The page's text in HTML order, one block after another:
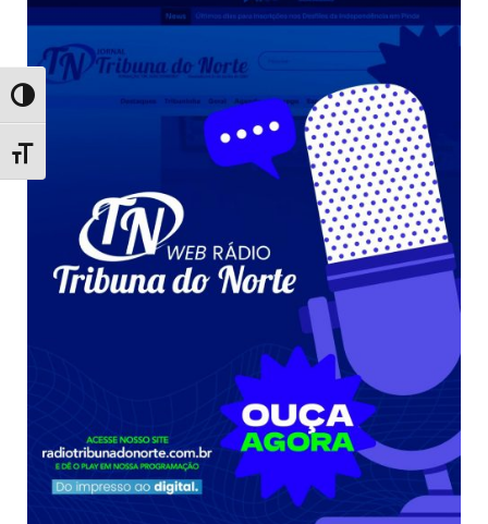
Toggle High Contrast
Toggle Font size